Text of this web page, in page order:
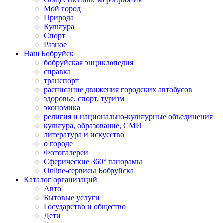
Мой город
Природа
Культура
Спорт
Разное
Наш Бобруйск
бобруйская энциклопедия
справка
транспорт
расписание движения городских автобусов
здоровье, спорт, туризм
экономика
религия и национально-культурные объединения
культура, образование, СМИ
литература и искусство
о городе
Фотогалереи
Сферические 360° панорамы
Online-сервисы Бобруйска
Каталог организаций
Авто
Бытовые услуги
Государство и общество
Дети